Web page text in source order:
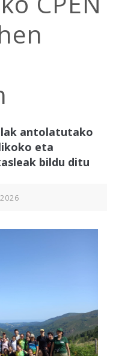
antolatutako
eta
bildu ditu